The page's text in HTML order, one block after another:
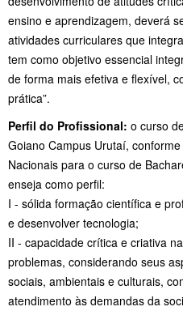
ensino e aprendizagem, deverá
atividades curriculares que
tem como objetivo essencial
de forma mais efetiva e flexível,
prática”.
Perfil do Profissional: o curso
Goiano Campus Urutaí,
Nacionais para o curso de
enseja como perfil:
I - sólida formação científica e
e desenvolver tecnologia;
II - capacidade crítica e criativa
problemas, considerando seus
sociais, ambientais e culturais,
atendimento às demandas da